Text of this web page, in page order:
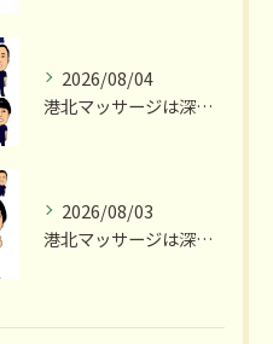
2026/08/04
港北マッサージは深夜23時まで営業いたします
2026/08/03
港北マッサージは深夜23時まで営業いたします